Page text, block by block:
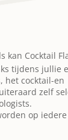
kan Cocktail
tijdens jullie
het cocktail-en
zelf
op